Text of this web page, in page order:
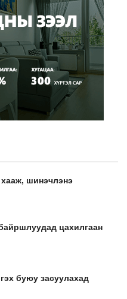
шинэчлэнэ
цахилгаан
буюу засуулахад